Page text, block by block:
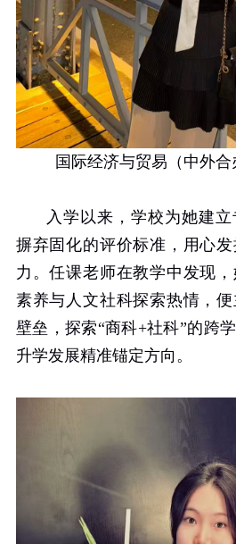
国际经济与贸易（中外
入学以来，学校为她建立
摒弃固化的评价标准，用心
力。任课老师在教学中发现
素养与人文社科探索热情，
壁垒，探索“商科+社科”的跨
升学发展精准锚定方向。